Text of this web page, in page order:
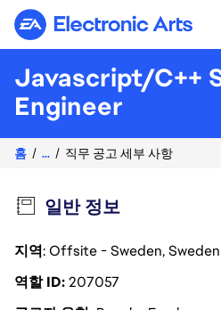
Electronic Arts
Javascript/C++
Engineer
홈 ... 직무 공고 세부 사항
일반 정보
지역: Offsite - Sweden, Sweden
역할 ID207057